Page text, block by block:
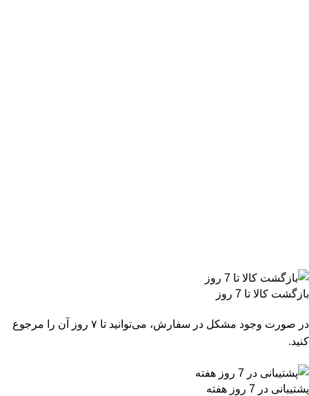
بازگشت کالا تا 7 روز
در صورت وجود مشکل در سفارش، می‌توانید تا ۷ روز آن را مرجوع
کنید.
پشتیبانی در 7 روز هفته